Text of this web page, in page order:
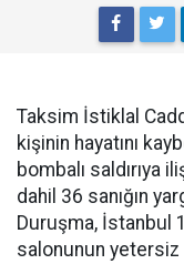
Taksim İstiklal
kişinin hayatını
bombalı saldırıya
dahil 36 sanığın
Duruşma, İstanbul
salonunun yetersiz